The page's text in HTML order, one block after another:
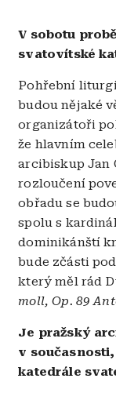
V sobotu
svatovítské
Pohřební
budou nějaké
organizátoři
že hlavním
arcibiskup Jan
rozloučení
obřadu se
spolu s
dominikánští
bude zčásti
který měl rád
moll, Op. 89
Je pražský
v
katedrále